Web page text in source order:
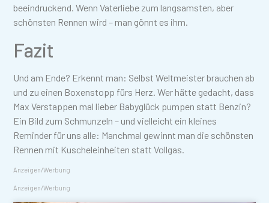
beeindruckend. Wenn Vaterliebe zum langsamsten, aber
schönsten Rennen wird – man gönnt es ihm.
Fazit
Und am Ende? Erkennt man: Selbst Weltmeister brauchen ab
und zu einen Boxenstopp fürs Herz. Wer hätte gedacht, dass
Max Verstappen mal lieber Babyglück pumpen statt Benzin?
Ein Bild zum Schmunzeln – und vielleicht ein kleines
Reminder für uns alle: Manchmal gewinnt man die schönsten
Rennen mit Kuscheleinheiten statt Vollgas.
Anzeigen/Werbung
Anzeigen/Werbung